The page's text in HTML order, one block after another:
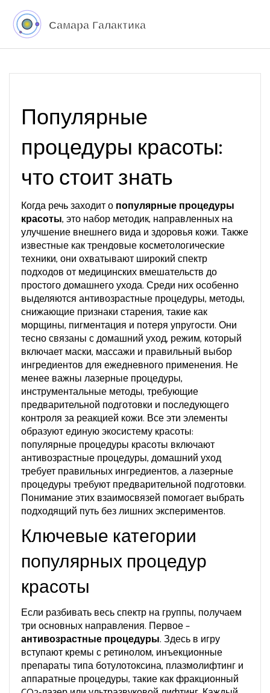
Популярные
процедуры красоты:
что стоит знать
Когда речь заходит опопулярные процедуры
красоты,это набор методик, направленных на
улучшение внешнего вида и здоровья кожи. Также
известные кактрендовые косметологические
техники, они охватывают широкий спектр
подходов от медицинских вмешательств до
простого домашнего ухода. Среди них особенно
выделяютсяантивозрастные процедуры, методы,
снижающие признаки старения, такие как
морщины, пигментация и потеря упругости. Они
тесно связаны сдомашний уход, режим, который
включает маски, массажи и правильный выбор
ингредиентов для ежедневного применения. Не
менее важнылазерные процедуры,
инструментальные методы, требующие
предварительной подготовки и последующего
контроля за реакцией кожи. Все эти элементы
образуют единую экосистему красоты:
популярные процедуры красоты включают
антивозрастные процедуры, домашний уход
требует правильных ингредиентов, а лазерные
процедуры требуют предварительной подготовки.
Понимание этих взаимосвязей помогает выбрать
подходящий путь без лишних экспериментов.
Ключевые категории
популярных процедур
красоты
Если разбивать весь спектр на группы, получаем
три основных направления. Первое –
антивозрастные процедуры. Здесь в игру
вступают кремы с ретинолом, инъекционные
препараты типа ботулотоксина, плазмолифтинг и
аппаратные процедуры, такие как фракционный